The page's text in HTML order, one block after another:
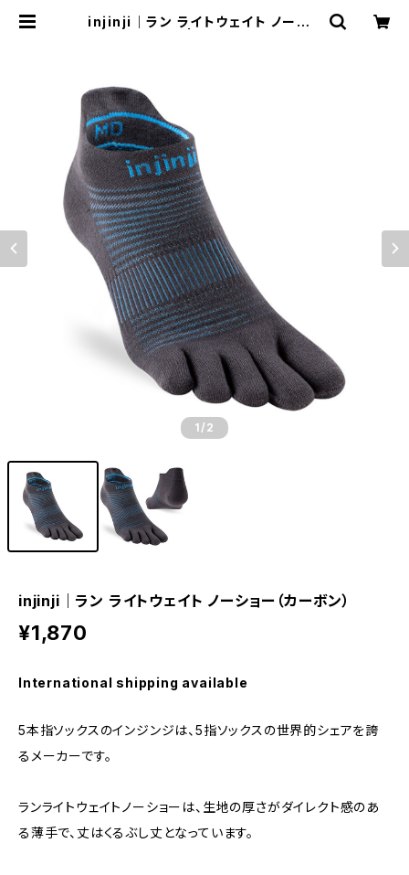
injinji｜ラン ライトウェイト ノーショ
1 /2
injinji｜ラン ライトウェイト ノーショー（カーボン）
¥1,870
International shipping available
5本指ソックスのインジンジは、5指ソックスの世界的シェアを誇
るメーカーです。
ランライトウェイトノーショーは、生地の厚さがダイレクト感のあ
る薄手で、丈はくるぶし丈となっています。